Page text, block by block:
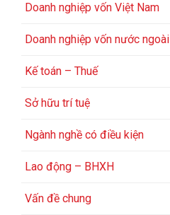
Doanh nghiệp vốn Việt Nam
Doanh nghiệp vốn nước ngoài
Kế toán – Thuế
Sở hữu trí tuệ
Ngành nghề có điều kiện
Lao động – BHXH
Vấn đề chung